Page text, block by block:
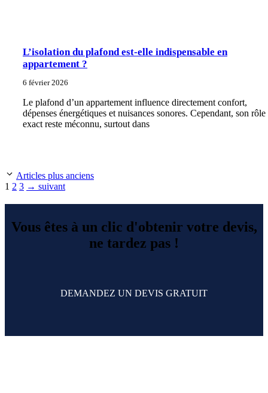
L’isolation du plafond est-elle indispensable en
appartement ?
6 février 2026
Le plafond d’un appartement influence directement confort,
dépenses énergétiques et nuisances sonores. Cependant, son rôle
exact reste méconnu, surtout dans
Articles plus anciens
Page
1 Page
2 Page
3 → suivant
Vous êtes à un clic d'obtenir votre devis,
ne tardez pas !
DEMANDEZ UN DEVIS GRATUIT